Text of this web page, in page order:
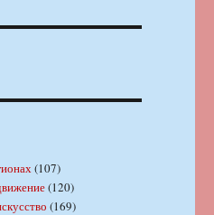
(107)
(120)
(169)